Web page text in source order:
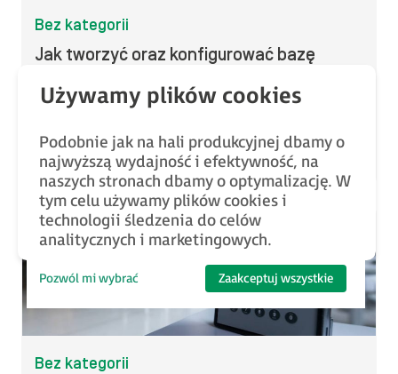
Bez kategorii
Jak tworzyć oraz konfigurować bazę
programowania PLC od podstaw | Odc. 3
Kamil Zajdel 2020-01-23
Bez kategorii
Podobnie jak na hali produkcyjnej dbamy o
najwyższą wydajność i efektywność, na
naszych stronach dbamy o optymalizację. W
tym celu używamy plików cookies i
technologii śledzenia do celów
analitycznych i marketingowych.
Pozwól mi wybrać Zaakceptuj wszystkie